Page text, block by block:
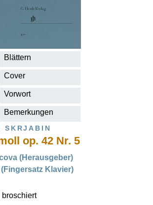
Blättern
Cover
Vorwort
Bemerkungen
SKRJABIN
op. 42 Nr. 5
(Herausgeber)
Klavier)
broschiert